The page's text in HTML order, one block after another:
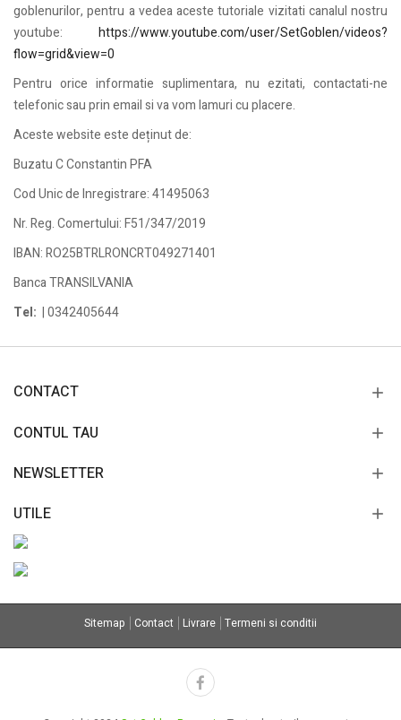
goblenurilor, pentru a vedea aceste tutoriale vizitati canalul nostru
youtube: https://www.youtube.com/user/SetGoblen/videos?
flow=grid&view=0
Pentru orice informatie suplimentara, nu ezitati, contactati-ne
telefonic sau prin email si va vom lamuri cu placere.
Aceste website este deținut de:
Buzatu C Constantin PFA
Cod Unic de Inregistrare: 41495063
Nr. Reg. Comertului: F51/347/2019
IBAN: RO25BTRLRONCRT049271401
Banca TRANSILVANIA
Tel: | 0342405644
CONTACT
CONTUL TAU
NEWSLETTER
UTILE
Sitemap Contact Livrare Termeni si conditii